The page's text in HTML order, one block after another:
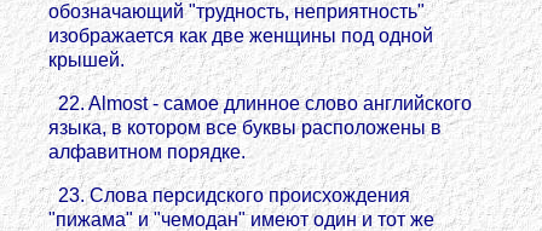
обозначающий "трудность, неприятность"
изображается как две женщины под одной
крышей.
22. Almost - самое длинное слово английского
языка, в котором все буквы расположены в
алфавитном порядке.
23. Слова персидского происхождения
"пижама" и "чемодан" имеют один и тот же